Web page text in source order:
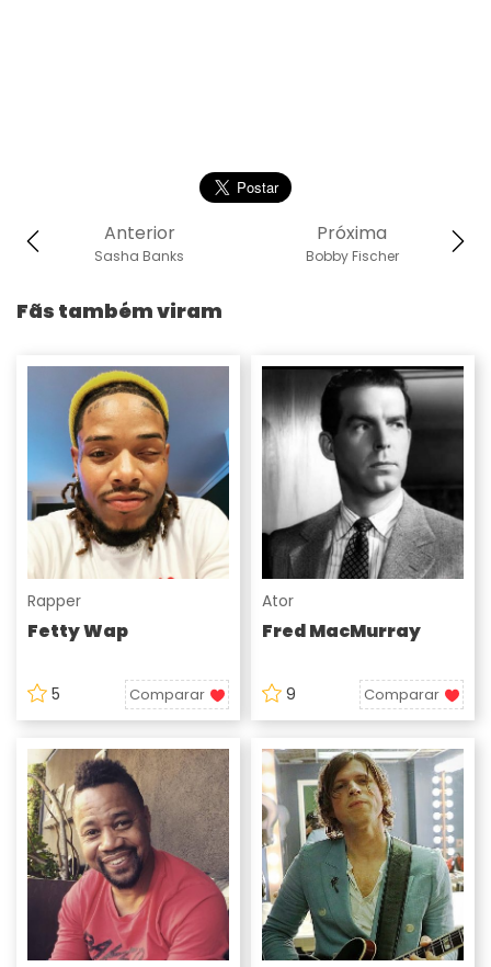
Próxima
Bobby Fischer
Anterior
Sasha Banks
Fãs também viram
Rapper
Fetty Wap
5 Comparar
Ator
Fred MacMurray
9 Comparar